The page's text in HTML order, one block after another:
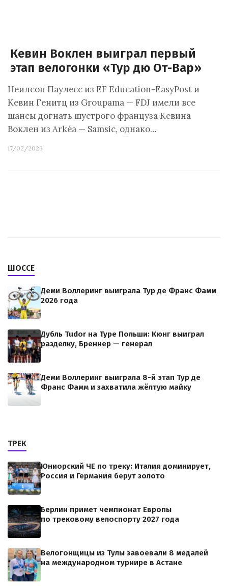
Кевин Воклен выиграл первый
этап велогонки «Тур дю От-Вар»
Неилсон Паулесс из EF Education-EasyPost и
Кевин Генитц из Groupama — FDJ имели все
шансы догнать шустрого француза Кевина
Воклен из Arkéa — Samsic, однако…
17/02/2023
ШОССЕ
Деми Воллеринг выиграла Тур де Франс Фамм
2026 года
Дубль Tudor на Туре Польши: Кюнг выиграл
разделку, Бреннер — генерал
Деми Воллеринг выиграла 8-й этап Тур де
Франс Фамм и захватила жёлтую майку
ТРЕК
Юниорский ЧЕ по треку: Италия доминирует,
Россия и Германия берут золото
Берлин примет чемпионат Европы
по трековому велоспорту 2027 года
Велогонщицы из Тулы завоевали 8 медалей
на международном турнире в Астане